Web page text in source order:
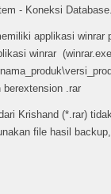
- Koneksi
applikasi winrar
winrar
berextension .rar
Krishand (*.rar)
file hasil